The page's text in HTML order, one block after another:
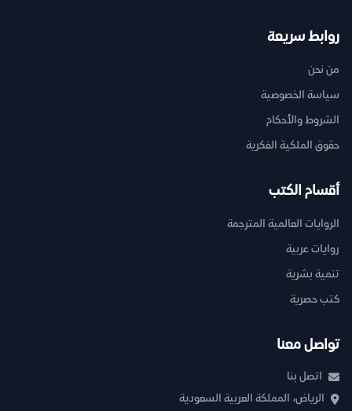
روابط سريعة
من نحن
سياسة الخصوصية
الشروط والأحكام
حقوق الملكية الفكرية
أقسام الكتب
الروايات العالمية المترجمة
روايات عربية
تنمية بشرية
كتب حصرية
تواصل معنا
اتصل بنا
الرياض، المملكة العربية السعودية